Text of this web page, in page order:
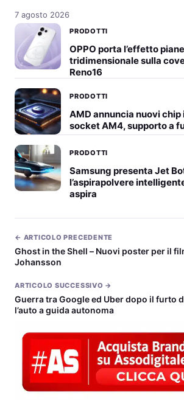
7 agosto 2026
PRODOTTI
OPPO porta l’effetto
tridimensionale sulla
Reno16
PRODOTTI
AMD annuncia nuovi
socket AM4, supporto a
PRODOTTI
Samsung presenta Jet
l’aspirapolvere
aspira
← ARTICOLO PRECEDENTE
Ghost in the Shell – Nuovi poster per il
Johansson
ARTICOLO SUCCESSIVO →
Guerra tra Google ed Uber dopo il furto
l’auto a guida autonoma